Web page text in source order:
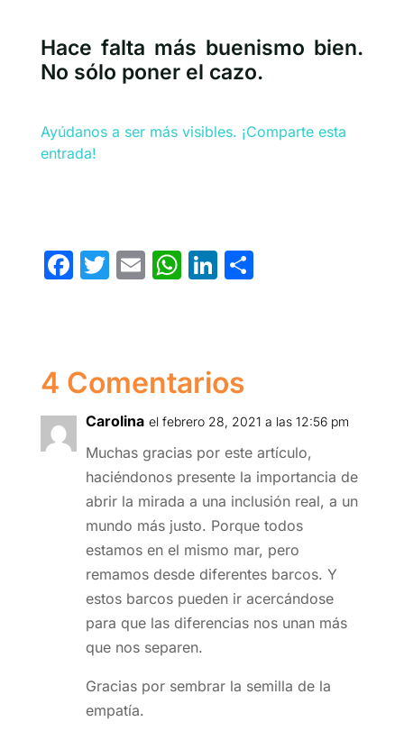
Hace falta más buenismo bien.
No sólo poner el cazo.
Ayúdanos a ser más visibles. ¡Comparte esta
entrada!
F
b
o
o
k
T E W
A
p
Li
dI
n
C
tir
4 Comentarios
Carolina el febrero 28, 2021 a las 12:56 pm
Muchas gracias por este artículo,
haciéndonos presente la importancia de
abrir la mirada a una inclusión real, a un
mundo más justo. Porque todos
estamos en el mismo mar, pero
remamos desde diferentes barcos. Y
estos barcos pueden ir acercándose
para que las diferencias nos unan más
que nos separen.
Gracias por sembrar la semilla de la
empatía.